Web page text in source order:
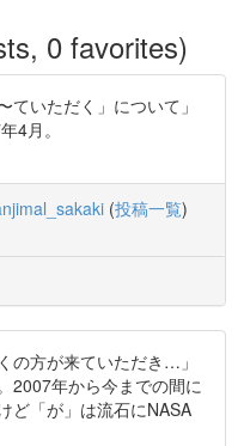
0 favorites)
いただく」について」
4月。
(投稿一覧)
の方が来ていただき…」
2007年から今までの間に
ど「が」は流石にNASA